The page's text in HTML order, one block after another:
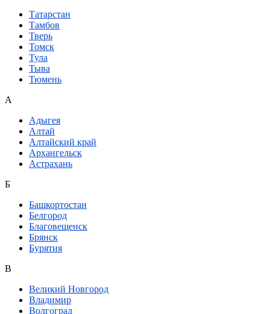
Татарстан
Тамбов
Тверь
Томск
Тула
Тыва
Тюмень
А
Адыгея
Алтай
Алтайский край
Архангельск
Астрахань
Б
Башкортостан
Белгород
Благовещенск
Брянск
Бурятия
В
Великий Новгород
Владимир
Волгоград